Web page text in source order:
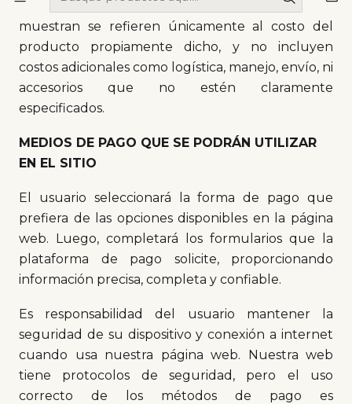
que se indique lo contrario. Los precios que se
muestran se refieren únicamente al costo del
producto propiamente dicho, y no incluyen
costos adicionales como logística, manejo, envío, ni
accesorios que no estén claramente
especificados.
MEDIOS DE PAGO QUE SE PODRÁN UTILIZAR
EN EL SITIO
El usuario seleccionará la forma de pago que
prefiera de las opciones disponibles en la página
web. Luego, completará los formularios que la
plataforma de pago solicite, proporcionando
información precisa, completa y confiable.
Es responsabilidad del usuario mantener la
seguridad de su dispositivo y conexión a internet
cuando usa nuestra página web. Nuestra web
tiene protocolos de seguridad, pero el uso
correcto de los métodos de pago es